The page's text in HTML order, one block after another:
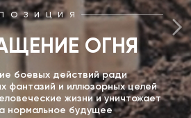
ОГНЯ
боевых действий ради
фантазий и иллюзорных целей
жизни и уничтожает
нормальное будущее